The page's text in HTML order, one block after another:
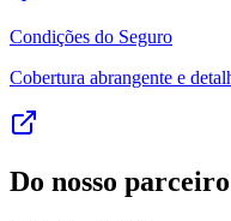
Condições do Seguro
Cobertura abrangente e
Do nosso parceiro